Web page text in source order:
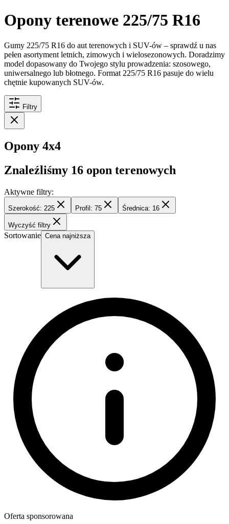
Opony terenowe 225/75 R16
Gumy 225/75 R16 do aut terenowych i SUV-ów – sprawdź u nas
pełen asortyment letnich, zimowych i wielosezonowych. Doradzimy
model dopasowany do Twojego stylu prowadzenia: szosowego,
uniwersalnego lub błotnego. Format 225/75 R16 pasuje do wielu
chętnie kupowanych SUV-ów.
Filtry
Opony 4x4
Znaleźliśmy 16 opon terenowych
Aktywne filtry:
Szerokość: 225 Profil: 75 Średnica: 16
Wyczyść filtry
Sortowanie Cena najniższa
Oferta sponsorowana